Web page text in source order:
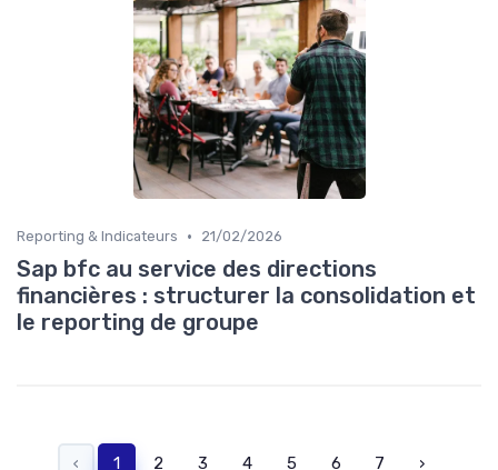
Reporting & Indicateurs • 21/02/2026
Sap bfc au service des directions
financières : structurer la consolidation et
le reporting de groupe
‹ 1 2 3 4 5 6 7 ›